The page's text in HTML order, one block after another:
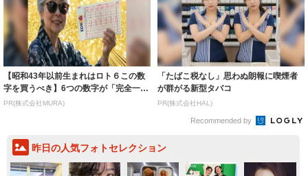
【昭和43年以前生まれはロト６この数
字を買うべき】6つの数字が「完全一
致」する方...
PR(株式会社MURA)
「たばこ税なし」思わぬ朗報に喫煙者
が群がる新型タバコ
PR(株式会社HAL)
Recommended by
昨日の人気フォトセレクション